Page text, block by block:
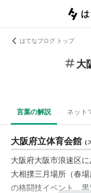
はてなブログ トップ
大
言葉の解説 ネット
大阪府立体育会館 (
大阪府大阪市浪速区に
大相撲三月場所（春
の格闘技イベント、